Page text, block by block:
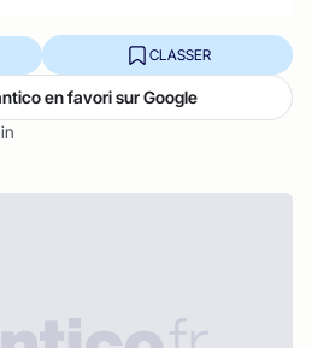
CLASSER
en favori sur Google